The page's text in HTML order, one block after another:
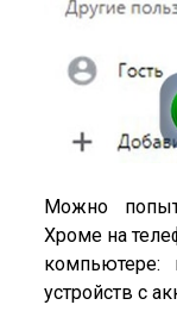
Можно
Хроме на
компьютере:
устройств с